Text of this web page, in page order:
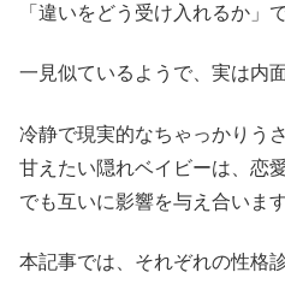
「違いをどう受け入れるか」
一見似ているようで、実は内
冷静で現実的なちゃっかりう
甘えたい隠れベイビーは、恋
でも互いに影響を与え合います
本記事では、それぞれの性格